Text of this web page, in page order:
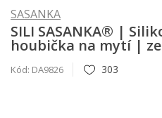
SASANKA
SILI SASANKA® |
houbička na mytí |
Kód: DA9826 303